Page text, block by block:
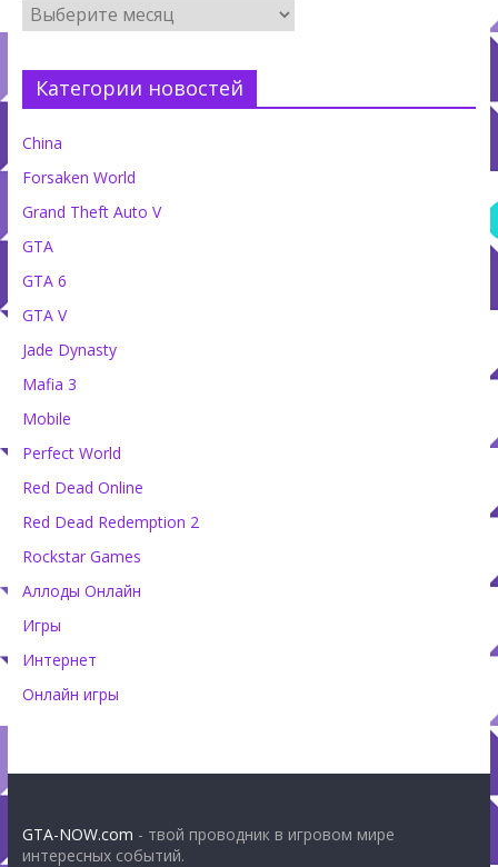
Категории новостей
China
Forsaken World
Grand Theft Auto V
GTA
GTA 6
GTA V
Jade Dynasty
Mafia 3
Mobile
Perfect World
Red Dead Online
Red Dead Redemption 2
Rockstar Games
Аллоды Онлайн
Игры
Интернет
Онлайн игры
GTA-NOW.com - твой проводник в игровом мире
интересных событий.